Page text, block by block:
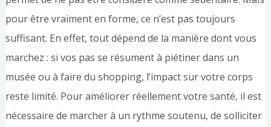
pour être vraiment en forme, ce n’est pas toujours
suffisant. En effet, tout dépend de la manière dont vous
marchez : si vos pas se résument à piétiner dans un
musée ou à faire du shopping, l’impact sur votre corps
reste limité. Pour améliorer réellement votre santé, il est
nécessaire de marcher à un rythme soutenu, de solliciter